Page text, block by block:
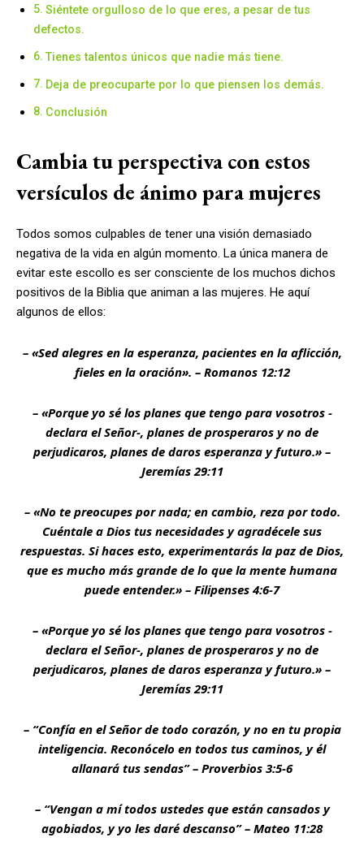
Siéntete orgulloso de lo que eres, a pesar de tus
defectos.
Tienes talentos únicos que nadie más tiene.
Deja de preocuparte por lo que piensen los demás.
Conclusión
Cambia tu perspectiva con estos
versículos de ánimo para mujeres
Todos somos culpables de tener una visión demasiado
negativa de la vida en algún momento. La única manera de
evitar este escollo es ser consciente de los muchos dichos
positivos de la Biblia que animan a las mujeres. He aquí
algunos de ellos:
– «Sed alegres en la esperanza, pacientes en la aflicción,
fieles en la oración». – Romanos 12:12
– «Porque yo sé los planes que tengo para vosotros -
declara el Señor-, planes de prosperaros y no de
perjudicaros, planes de daros esperanza y futuro.» –
Jeremías 29:11
– «No te preocupes por nada; en cambio, reza por todo.
Cuéntale a Dios tus necesidades y agradécele sus
respuestas. Si haces esto, experimentarás la paz de Dios,
que es mucho más grande de lo que la mente humana
puede entender.» – Filipenses 4:6-7
– «Porque yo sé los planes que tengo para vosotros -
declara el Señor-, planes de prosperaros y no de
perjudicaros, planes de daros esperanza y futuro.» –
Jeremías 29:11
– “Confía en el Señor de todo corazón, y no en tu propia
inteligencia. Reconócelo en todos tus caminos, y él
allanará tus sendas” – Proverbios 3:5-6
– “Vengan a mí todos ustedes que están cansados y
agobiados, y yo les daré descanso” – Mateo 11:28